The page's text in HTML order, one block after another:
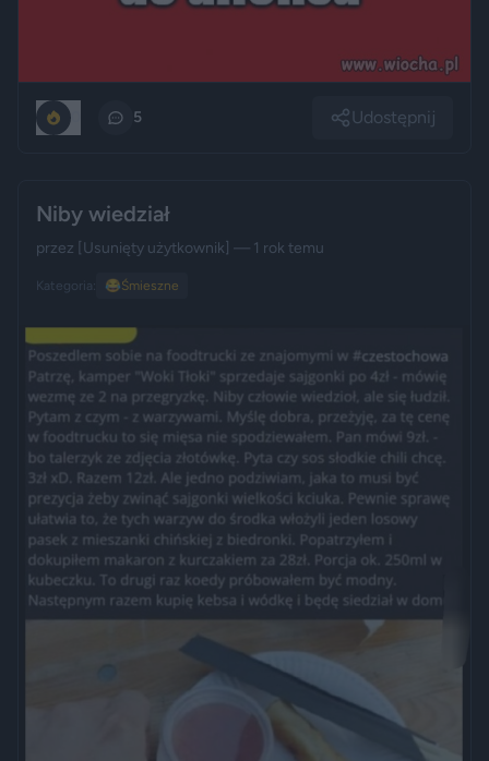
5 Udostępnij
Niby wiedział
przez [Usunięty użytkownik] — 1 rok temu
Kategoria: 😂Śmieszne